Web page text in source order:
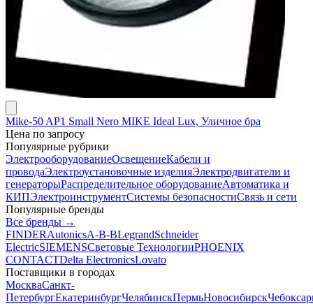
Mike-50 AP1 Small Nero MIKE Ideal Lux, Уличное бра
Цена по запросу
Популярные рубрики
ЭлектрооборудованиеОсвещениеКабели и
проводаЭлектроустановочные изделияЭлектродвигатели и
генераторыРаспределительное оборудованиеАвтоматика и
КИПЭлектроинструментСистемы безопасностиСвязь и сети
Популярные бренды
Все бренды →
FINDERAutonicsA-B-BLegrandSchneider
ElectricSIEMENSСветовые ТехнологииPHOENIX
CONTACTDelta ElectronicsLovato
Поставщики в городах
МоскваСанкт-
ПетербургЕкатеринбургЧелябинскПермьНовосибирск